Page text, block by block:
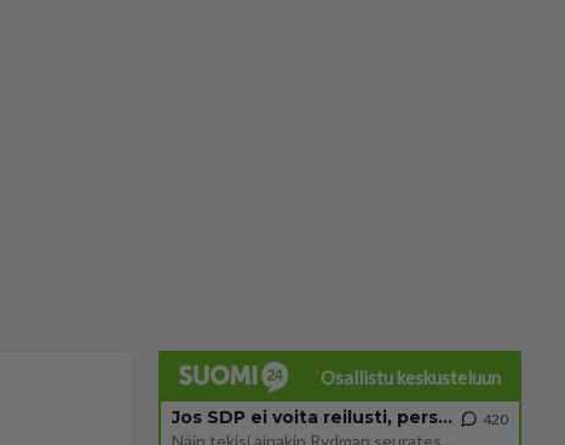
Osallistu keskusteluun
Jos SDP ei voita reilusti, persut kumoavat demokratian Suomesta
Näin tekisi ainakin Rydman seuratessaan idolinsa Trumpin mallia https://www.is.fi/politiikka/art-2000012187244.html
420